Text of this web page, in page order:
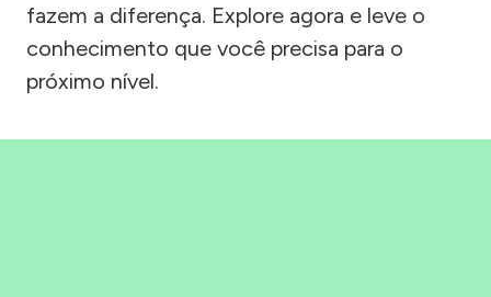
fazem a diferença. Explore agora e leve o
conhecimento que você precisa para o
próximo nível.